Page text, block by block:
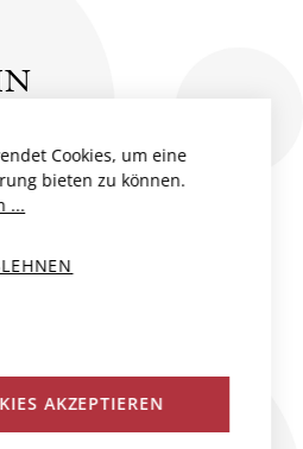
Weinbau im
seit dem 17.
Blin beschließt nach
und Schaumweine
Cookies, um eine
bieten zu können.
...
AKZEPTIEREN